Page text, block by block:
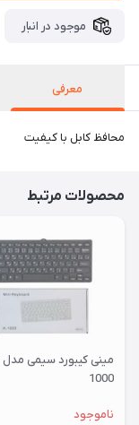
موجود در انبار
معرفی
محافظ کابل با کیفیت
محصولات مرتبط
1000
ناموجود